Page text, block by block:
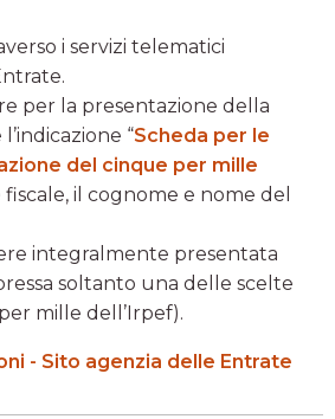
i servizi telematici
per la presentazione della
“Scheda per le
del cinque per mille
fiscale, il cognome e nome del
integralmente presentata
soltanto una delle scelte
mille dell’Irpef).
- Sito agenzia delle Entrate